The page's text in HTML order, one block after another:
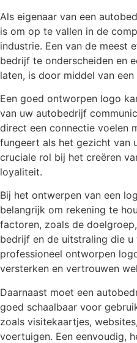
Als eigenaar van een
is om op te vallen in de
industrie. Een van de meest
bedrijf te onderscheiden en
laten, is door middel van
Een goed ontworpen logo
van uw autobedrijf
direct een connectie voelen
fungeert als het gezicht van
cruciale rol bij het creëren
loyaliteit.
Bij het ontwerpen van een
belangrijk om rekening te
factoren, zoals de
bedrijf en de uitstraling die u
professioneel ontworpen
versterken en vertrouwen
Daarnaast moet een
goed schaalbaar voor
zoals visitekaartjes,
voertuigen. Een eenvoudig,